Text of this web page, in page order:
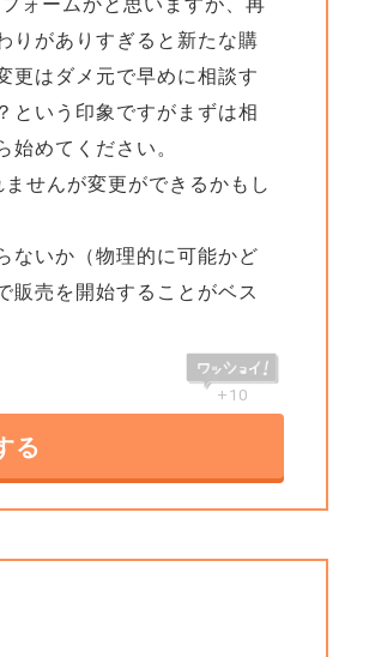
りがありすぎると新たな購
更はダメ元で早めに相談す
という印象ですがまずは相
めてください。
せんが変更ができるかもし
ないか（物理的に可能かど
販売を開始することがベス
+10
る